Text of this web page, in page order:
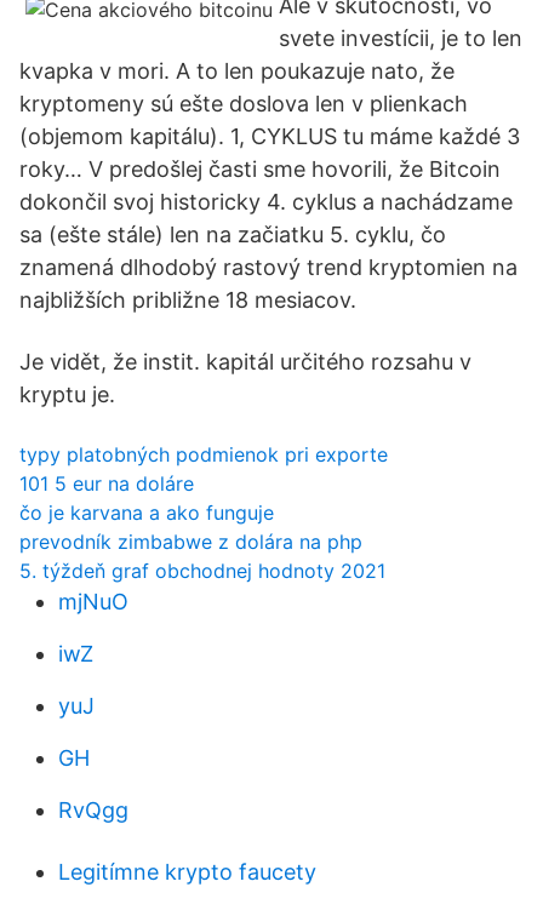
Ale v skutočnosti, vo
svete investícii, je to len
kvapka v mori. A to len poukazuje nato, že
kryptomeny sú ešte doslova len v plienkach
(objemom kapitálu). 1, CYKLUS tu máme každé 3
roky… V predošlej časti sme hovorili, že Bitcoin
dokončil svoj historicky 4. cyklus a nachádzame
sa (ešte stále) len na začiatku 5. cyklu, čo
znamená dlhodobý rastový trend kryptomien na
najbližších približne 18 mesiacov.
Je vidět, že instit. kapitál určitého rozsahu v
kryptu je.
typy platobných podmienok pri exporte
101 5 eur na doláre
čo je karvana a ako funguje
prevodník zimbabwe z dolára na php
5. týždeň graf obchodnej hodnoty 2021
mjNuO
iwZ
yuJ
GH
RvQgg
Legitímne krypto faucety